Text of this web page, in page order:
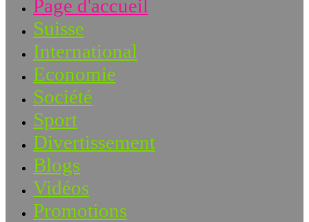
Page d'accueil
Suisse
International
Economie
Société
Sport
Divertissement
Blogs
Vidéos
Promotions